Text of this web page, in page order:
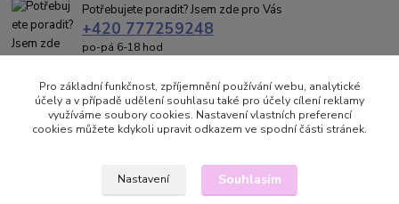
Potřebujete poradit? Jsem zde pro Vás
+420 777259248
po-pá 6-18 hod
brumlik@kojeneckeobleceni.cz
Pro základní funkčnost, zpříjemnění používání webu, analytické
účely a v případě udělení souhlasu také pro účely cílení reklamy
využíváme soubory cookies. Nastavení vlastních preferencí
cookies můžete kdykoli upravit odkazem ve spodní části stránek.
Nastavení Souhlasím